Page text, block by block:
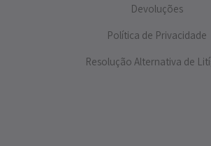
Devoluções
Política de Privacidade
Resolução Alternativa de